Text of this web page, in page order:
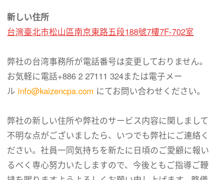
新しい住所
台灣臺北市松山區南京東路五段188號7樓7F-702室
弊社の台湾事務所が電話番号は変更しておりません。
お気軽に電話+886 2 27111 324または電子メー
ル info@kaizencpa.com にてお問い合わせください。
弊社の新しい住所や弊社のサービス内容に関しまして
不明な点がございましたら、いつでも弊社にご連絡く
ださい。社員一同気持ちを新たに日頃のご愛顧に報い
るべく専心努力いたしますので、今後ともご指導ご鞭